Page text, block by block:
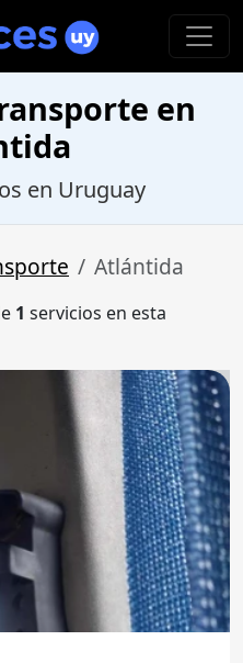
en
en Uruguay
Atlántida
1 servicios en esta